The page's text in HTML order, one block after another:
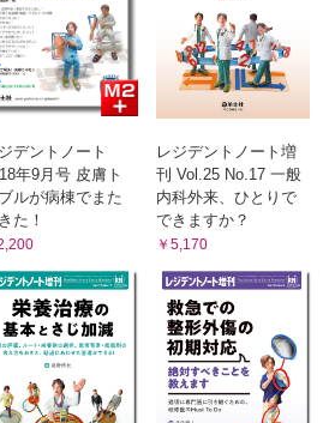
デントノート
年9月号 皮膚ト
ルが病棟でまた
た！
レジデントノート増
刊 Vol.25 No.17 一般
内科外来、ひとりで
できますか？
￥5,170